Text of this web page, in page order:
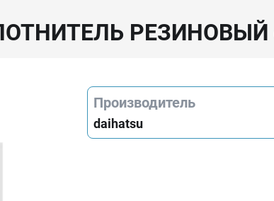
РЕЗИНОВЫЙ
Производитель
daihatsu